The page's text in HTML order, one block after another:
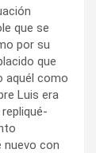
que se
por su
que
aquél como
Luis era
nuevo con